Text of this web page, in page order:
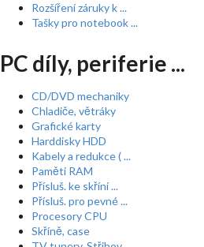
Rozšíření záruky k ...
Tašky pro notebook ...
PC díly, periferie ...
CD/DVD mechaniky
Chladiče, větráky
Grafické karty
Harddisky HDD
Kabely a redukce ( ...
Paměti RAM
Přísluš. ke skříní ...
Přísluš. pro pevné ...
Procesory CPU
Skříně, case